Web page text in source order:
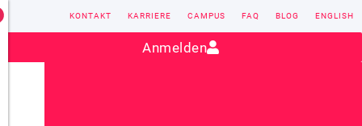
Kontakt:sales@vectorsoft.de
KONTAKT KARRIERE CAMPUS FAQ BLOG ENGLISH
Anmelden